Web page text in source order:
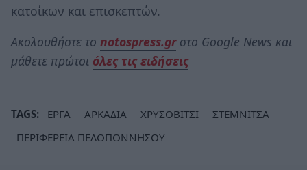
κατοίκων και επισκεπτών.
Ακολουθήστε το notospress.grστο Google News και
μάθετε πρώτοι όλες τις ειδήσεις
TAGS: ΕΡΓΑ ΑΡΚΑΔΙΑ ΧΡΥΣΟΒΙΤΣΙ
ΣΤΕΜΝΙΤΣΑ
ΠΕΡΙΦΕΡΕΙΑ ΠΕΛΟΠΟΝΝΗΣΟΥ